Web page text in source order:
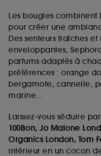
Les bougies
pour créer une
Des senteurs fraîches
enveloppantes,
parfums adaptés à
préférences : orange
bergamote, cannelle,
marine...
Laissez-vous séduire
100Bon, Jo Malone
Organics London, Tom
intérieur en un cocon